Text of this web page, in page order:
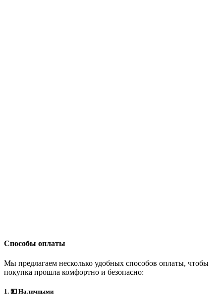
Способы оплаты
Мы предлагаем несколько удобных способов оплаты, чтобы
покупка прошла комфортно и безопасно:
1. 💵 Наличными